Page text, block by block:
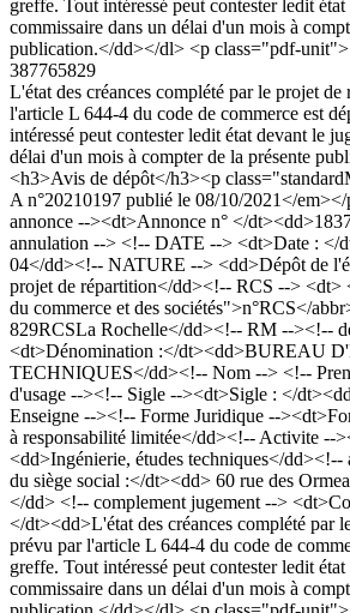
greffe. Tout intéressé peut contester ledit
commissaire dans un délai d'un mois à
publication.</dd></dl> <p class="pdf-
387765829
L'état des créances complété par le projet
l'article L 644-4 du code de commerce est
intéressé peut contester ledit état devant le
délai d'un mois à compter de la présente
<h3>Avis de dépôt</h3><p
A n°20210197 publié le 08/10/2021</
annonce --><dt>Annonce n° </
annulation --> <!-- DATE --> <dt>Date : </
04</dd><!-- NATURE --> <dd>Dépôt de
projet de répartition</dd><!-- RCS --> <dt>
du commerce et des sociétés">n°RCS</
829RCSLa Rochelle</dd><!-- RM --><!--
<dt>Dénomination :</dt><dd>BUREAU
TECHNIQUES</dd><!-- Nom --> <!--
d'usage --><!-- Sigle --><dt>Sigle : </
Enseigne --><!-- Forme Juridique --
à responsabilité limitée</dd><!-- Activite --
<dd>Ingénierie, études techniques</dd><!--
du siège social :</dt><dd> 60 rue des
</dd> <!-- complement jugement -->
</dt><dd>L'état des créances complété par
prévu par l'article L 644-4 du code de
greffe. Tout intéressé peut contester ledit
commissaire dans un délai d'un mois à